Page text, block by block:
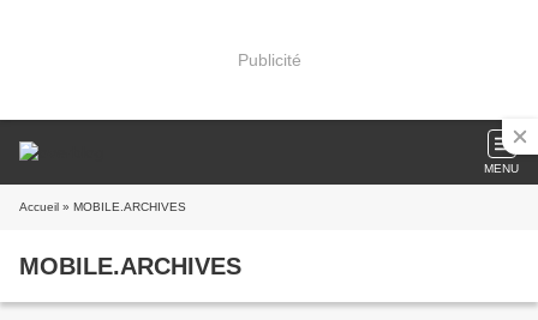
Publicité
MENU
Accueil » MOBILE.ARCHIVES
MOBILE.ARCHIVES